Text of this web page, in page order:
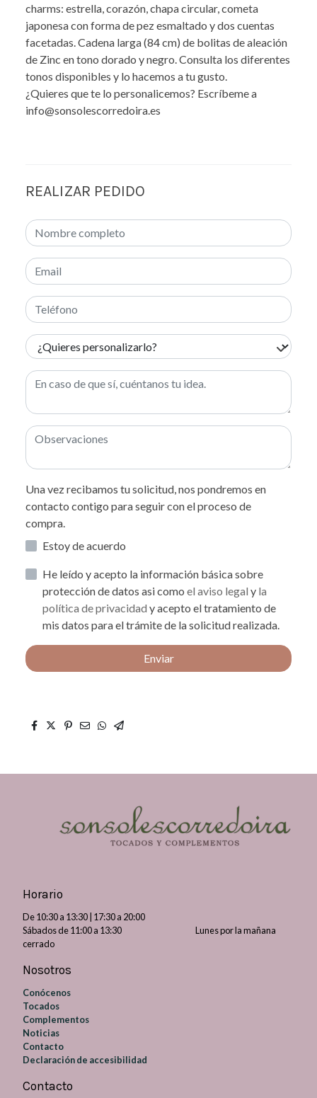
charms: estrella, corazón, chapa circular, cometa
japonesa con forma de pez esmaltado y dos cuentas
facetadas. Cadena larga (84 cm) de bolitas de aleación
de Zinc en tono dorado y negro. Consulta los diferentes
tonos disponibles y lo hacemos a tu gusto.
¿Quieres que te lo personalicemos? Escríbeme a
info@sonsolescorredoira.es
REALIZAR PEDIDO
Una vez recibamos tu solicitud, nos pondremos en
contacto contigo para seguir con el proceso de
compra.
Estoy de acuerdo
He leído y acepto la información básica sobre
protección de datos asi como el aviso legal y la
política de privacidad y acepto el tratamiento de
mis datos para el trámite de la solicitud realizada.
Enviar
Horario
De 10:30 a 13:30 | 17:30 a 20:00
Sábados de 11:00 a 13:30 Lunes por la mañana
cerrado
Nosotros
Conócenos
Tocados
Complementos
Noticias
Contacto
Declaración de accesibilidad
Contacto